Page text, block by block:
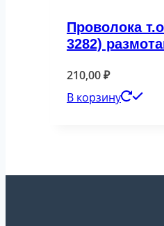
Проволока
3282)
210,00₽
В корзину